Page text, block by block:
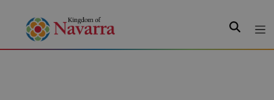
Search